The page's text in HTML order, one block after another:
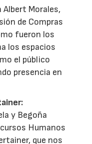
Morales,
de Compras
fueron los
los espacios
el público
presencia en
y Begoña
Humanos
que nos